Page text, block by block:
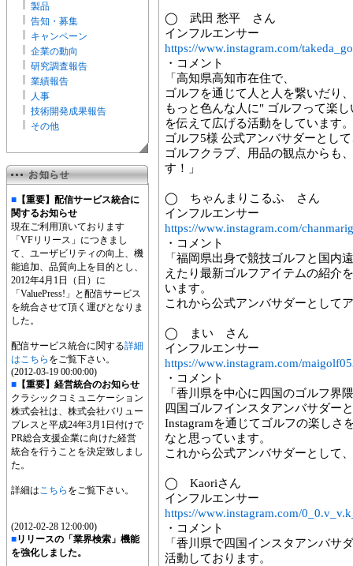
製品
告知・募集
キャンペーン
企業の動向
研究調査報告
業績報告
人事
技術開発成果報告
その他
■ 【重要】配信サービス統合に
関するお知らせ
現在ご利用頂いております
「VFリリース」につきまし
て、ユーザビリティの向上、機
能追加、品質向上を目的とし、
2012年4月1日（日）に
「ValuePress!」と配信サービス
を統合させて頂く運びとなりま
した。
配信サービス統合に関する詳細
はこちら をご覧下さい。
(2012-03-19 00:00:00)
■ 【重要】経営統合のお知らせ
クラシックコミュニケーション
株式会社は、株式会社バリュー
プレスと平成24年3月1日付けで
PR総合支援企業に向けた経営
統合を行うことを決定致しまし
た。
詳細はこちら をご覧下さい。
(2012-02-28 12:00:00)
■リリースの「業界検索」機能
を強化しました。
◯ 武田 愁平 さん
インフルエンサー
https://www.instagram.com/
・コメント
「高知県高知市在住で、
ゴルフを通じて人と人を繋いだり、
もっと色んな人に" ゴルフって楽し
を伝えて広げる活動をしています。
ゴルフ5様 公式アンバサダーとし
ゴルフクラブ、用品の観点からも
す！」
◯ ちゃんまりこるふ さん
インフルエンサー
https://www.instagram.com/
・コメント
「福岡県出身で競技ゴルフと国内
えたり最新ゴルフアイテムの紹介
います。
これから公式アンバサダーとして
◯ まい さん
インフルエンサー
https://www.instagram.com/
・コメント
「香川県を中心に四国のゴルフ界
四国ゴルフインスタアンバサダー
Instagramを通じてゴルフの楽しさ
なと思っています。
これから公式アンバサダーとして
◯ Kaoriさん
インフルエンサー
https://www.instagram.com/
・コメント
「香川県で四国インスタアンバサ
活動しております。